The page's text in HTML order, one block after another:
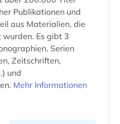
Publikationen und
aus Materialien, die
Es gibt 3
Serien
Zeitschriften,
und
Mehr Informationen